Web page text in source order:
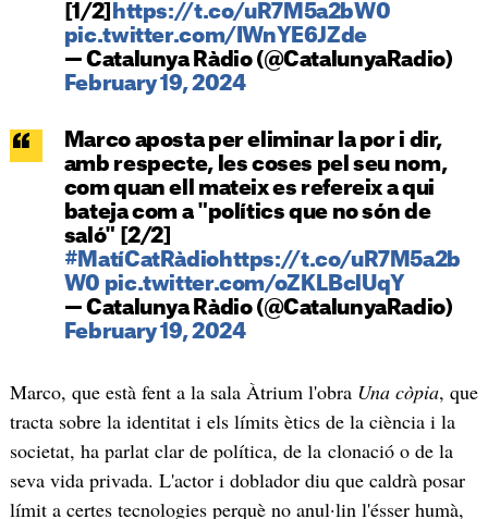
[1/2] https://t.co/uR7M5a2bW0
pic.twitter.com/IWnYE6JZde
— Catalunya Ràdio (@CatalunyaRadio)
February 19, 2024
Marco aposta per eliminar la por i dir,
amb respecte, les coses pel seu nom,
com quan ell mateix es refereix a qui
bateja com a "polítics que no són de
saló" [2/2]
#MatíCatRàdiohttps://t.co/uR7M5a2b
W0 pic.twitter.com/oZKLBclUqY
— Catalunya Ràdio (@CatalunyaRadio)
February 19, 2024
Marco, que està fent a la sala Àtrium l'obra Una còpia, que
tracta sobre la identitat i els límits ètics de la ciència i la
societat, ha parlat clar de política, de la clonació o de la
seva vida privada. L'actor i doblador diu que caldrà posar
límit a certes tecnologies perquè no anul·lin l'ésser humà,